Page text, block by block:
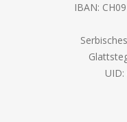
IBAN:
UID: